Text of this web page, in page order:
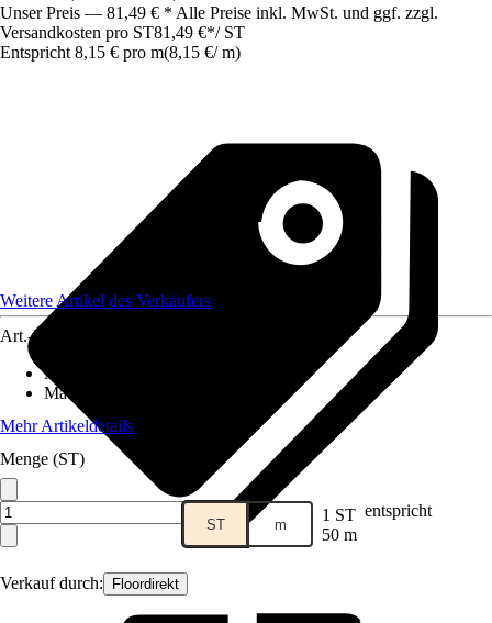
Unser Preis — 81,49 € * Alle Preise inkl. MwSt. und ggf. zzgl.
Versandkosten pro ST81,49 €*/ ST
Entspricht 8,15 € pro m(8,15 €/ m)
Verkauf durch: Floordirekt
Weitere Artikel des Verkäufers
Art.-Nr.
Artikeltyp
Material
Mehr Artikeldetails
Menge (ST)
ST m 1 ST entspricht
50 m